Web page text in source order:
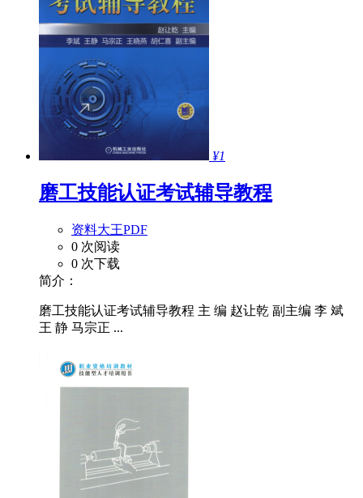
¥1
磨工技能认证考试辅导教程
资料大王PDF
0 次阅读
0 次下载
简介：
磨工技能认证考试辅导教程 主 编 赵让乾 副主编 李 斌
王 静 马宗正 ...